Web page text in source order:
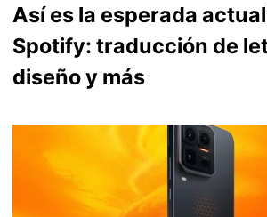
Así es la esperada
Spotify: traducción de
diseño y más